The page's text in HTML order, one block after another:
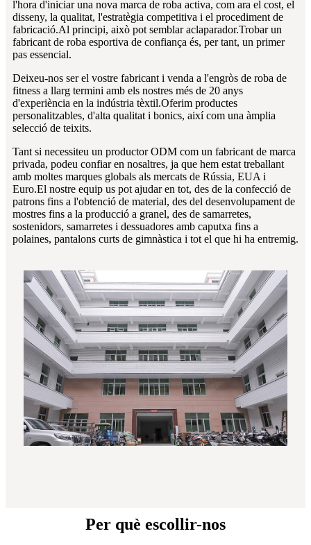
l'hora d'iniciar una nova marca de roba activa, com ara el cost, el
disseny, la qualitat, l'estratègia competitiva i el procediment de
fabricació.Al principi, això pot semblar aclaparador.Trobar un
fabricant de roba esportiva de confiança és, per tant, un primer
pas essencial.
Deixeu-nos ser el vostre fabricant i venda a l'engròs de roba de
fitness a llarg termini amb els nostres més de 20 anys
d'experiència en la indústria tèxtil.Oferim productes
personalitzables, d'alta qualitat i bonics, així com una àmplia
selecció de teixits.
Tant si necessiteu un productor ODM com un fabricant de marca
privada, podeu confiar en nosaltres, ja que hem estat treballant
amb moltes marques globals als mercats de Rússia, EUA i
Euro.El nostre equip us pot ajudar en tot, des de la confecció de
patrons fins a l'obtenció de material, des del desenvolupament de
mostres fins a la producció a granel, des de samarretes,
sostenidors, samarretes i dessuadores amb caputxa fins a
polaines, pantalons curts de gimnàstica i tot el que hi ha entremig.
Per què escollir-nos